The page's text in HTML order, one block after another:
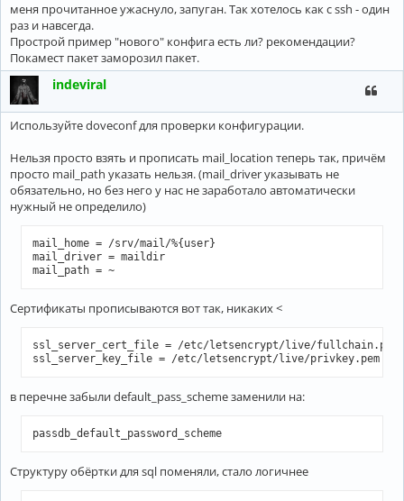
меня прочитанное ужаснуло, запуган. Так хотелось как с ssh - один
раз и навсегда.
Прострой пример "нового" конфига есть ли? рекомендации?
Покамест пакет заморозил пакет.
indeviral
Используйте doveconf для проверки конфигурации.
Нельзя просто взять и прописать mail_location теперь так, причём
просто mail_path указать нельзя. (mail_driver указывать не
обязательно, но без него у нас не заработало автоматически
нужный не определило)
mail_home = /srv/mail/%{user}
mail_driver = maildir
Сертификаты прописываются вот так, никаких <
ssl_server_cert_file = /etc/letsencrypt/live/fullchain.pem
ssl_server_key_file = /etc/letsencrypt/live/privkey.pem
в перечне забыли default_pass_scheme заменили на:
passdb_default_password_scheme
Cтруктуру обёртки для sql поменяли, стало логичнее